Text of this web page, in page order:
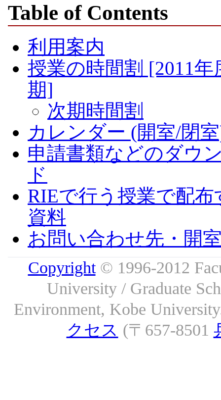
Table of Contents
利用案内
授業の時間割 [2011年
期]
次期時間割
カレンダー (開室/閉
申請書類などのダウ
ド
RIEで行う授業で配布
資料
お問い合わせ先・開
Copyright© 1996-2012
University / Graduate
Environment, Kobe
クセス (〒657-8501